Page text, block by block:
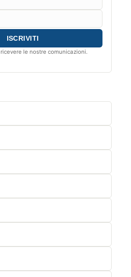
le nostre comunicazioni.